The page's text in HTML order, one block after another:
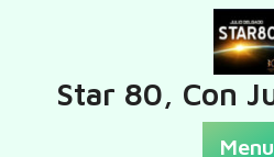
Star 80, Con
Menu